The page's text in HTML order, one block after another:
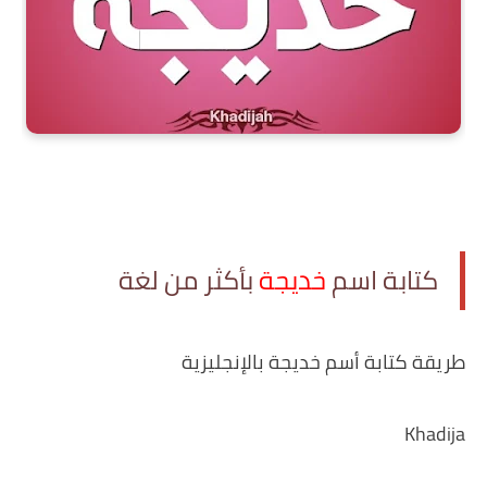
كتابة اسمخديجةبأكثر من لغة
طريقة كتابة أسم خديجة بالإنجليزية
Khadija